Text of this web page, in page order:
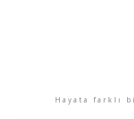
Hayata farklı